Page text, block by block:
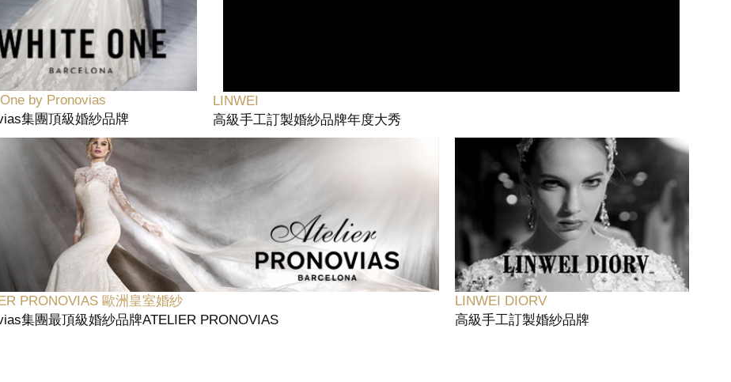
by Pronovias
集團頂級婚紗品牌
LINWEI
高級手工訂製婚紗品牌年度大秀
PRONOVIAS 歐洲皇室婚紗
集團最頂級婚紗品牌ATELIER PRONOVIAS
LINWEI DIORV
高級手工訂製婚紗品牌